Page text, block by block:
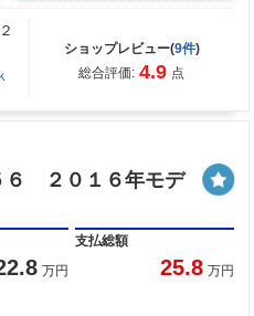
ショップレビュー(9件)
総合評価: 4.9 点
２０１６年モデ
万円
支払総額
25.8 万円